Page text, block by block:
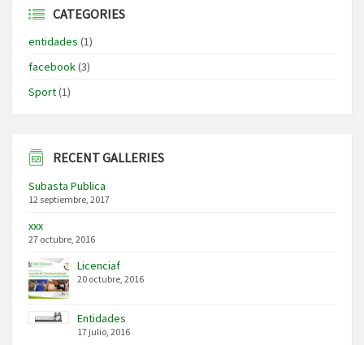
CATEGORIES
entidades (1)
facebook(3)
Sport(1)
RECENT GALLERIES
Subasta Publica
12 septiembre, 2017
xxx
27 octubre, 2016
Licenciaf
20 octubre, 2016
Entidades
17 julio, 2016